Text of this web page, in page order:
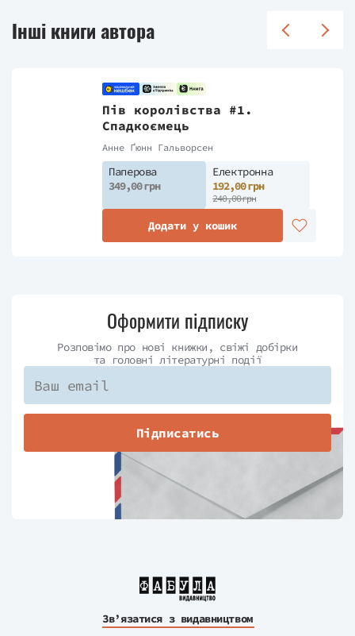
Інші книги автора
Пів королівства #1.
Спадкоємець
Анне Ґюнн Гальворсен
Паперова
349,00 грн
Електронна
192,00 грн
240,00 грн
Додати у кошик
Оформити підписку
Розповімо про нові книжки, свіжі добірки
та головні літературні події
Підписатись
Зв’язатися з видавництвом